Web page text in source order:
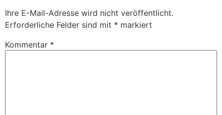
Ihre E-Mail-Adresse wird nicht veröffentlicht.
Erforderliche Felder sind mit * markiert
Kommentar *